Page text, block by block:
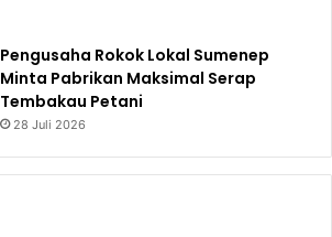
Pengusaha Rokok Lokal Sumenep
Minta Pabrikan Maksimal Serap
Tembakau Petani
28 Juli 2026